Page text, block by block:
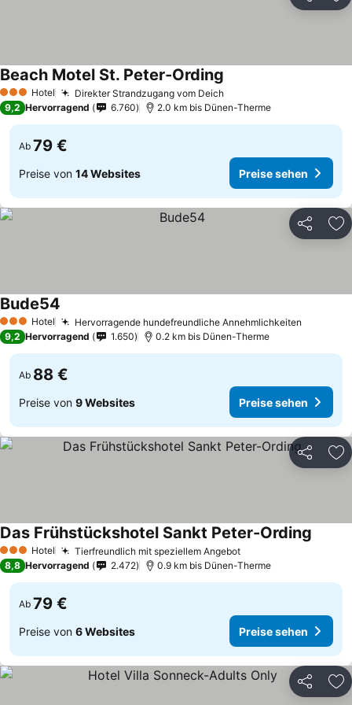
3 SterneHotel Direkter Strandzugang vom DeichPreise sehen
Beach Motel St. Peter-Ording
9,2 Hervorragend 6.760 2.0 km bis Dünen-Therme
Ab 79 €
Preise von 14 Websites Preise sehen
Teilen
3 SterneHotel Hervorragende hundefreundliche Annehmlichkeiten
Bude54
9,2 Hervorragend 1.650 0.2 km bis Dünen-Therme
Ab 88 €
Preise von 9 Websites Preise sehen
Teilen
3 SterneHotel Tierfreundlich mit speziellem AngebotPreise sehen
Das Frühstückshotel Sankt Peter-Ording
8,8 Hervorragend 2.472 0.9 km bis Dünen-Therme
Ab 79 €
Preise von 6 Websites Preise sehen
Teilen